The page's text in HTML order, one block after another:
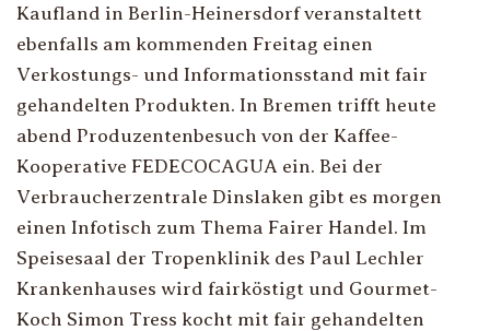
Kaufland in Berlin-Heinersdorf veranstaltett
ebenfalls am kommenden Freitag einen
Verkostungs- und Informationsstand mit fair
gehandelten Produkten. In Bremen trifft heute
abend Produzentenbesuch von der Kaffee-
Kooperative FEDECOCAGUA ein. Bei der
Verbraucherzentrale Dinslaken gibt es morgen
einen Infotisch zum Thema Fairer Handel. Im
Speisesaal der Tropenklinik des Paul Lechler
Krankenhauses wird fairköstigt und Gourmet-
Koch Simon Tress kocht mit fair gehandelten